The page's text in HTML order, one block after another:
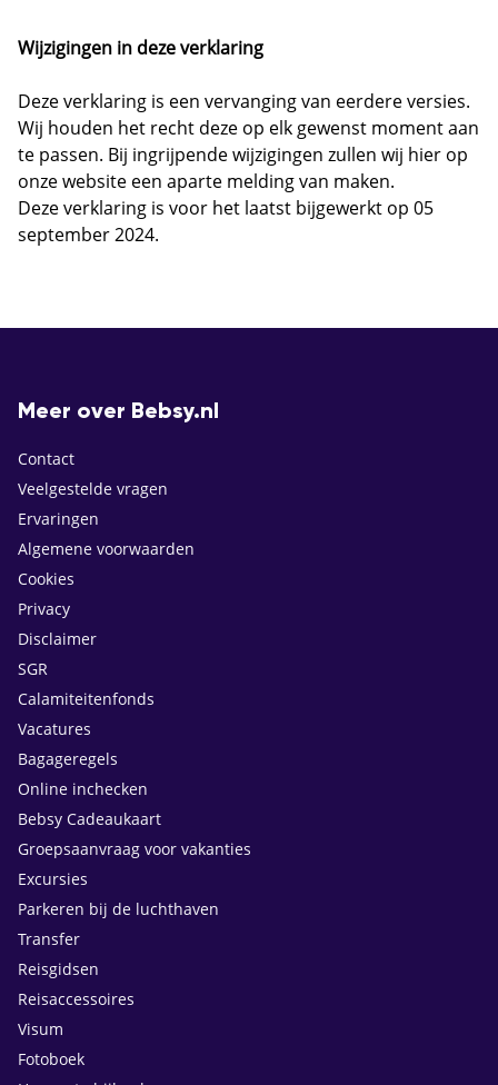
Wijzigingen in deze verklaring
Deze verklaring is een vervanging van eerdere versies.
Wij houden het recht deze op elk gewenst moment aan
te passen. Bij ingrijpende wijzigingen zullen wij hier op
onze website een aparte melding van maken.
Deze verklaring is voor het laatst bijgewerkt op 05
september 2024.
Meer over Bebsy.nl
Contact
Veelgestelde vragen
Ervaringen
Algemene voorwaarden
Cookies
Privacy
Disclaimer
SGR
Calamiteitenfonds
Vacatures
Bagageregels
Online inchecken
Bebsy Cadeaukaart
Groepsaanvraag voor vakanties
Excursies
Parkeren bij de luchthaven
Transfer
Reisgidsen
Reisaccessoires
Visum
Fotoboek